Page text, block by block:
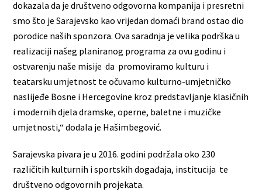
dokazala da je društveno odgovorna kompanija i presretni
smo što je Sarajevsko kao vrijedan domaći brand ostao dio
porodice naših sponzora. Ova saradnja je velika podrška u
realizaciji našeg planiranog programa za ovu godinu i
ostvarenju naše misije da promoviramo kulturu i
teatarsku umjetnost te očuvamo kulturno-umjetničko
naslijeđe Bosne i Hercegovine kroz predstavljanje klasičnih
i modernih djela dramske, operne, baletne i muzičke
umjetnosti,“ dodala je Hašimbegović.
Sarajevska pivara je u 2016. godini podržala oko 230
različitih kulturnih i sportskih događaja, institucija te
društveno odgovornih projekata.